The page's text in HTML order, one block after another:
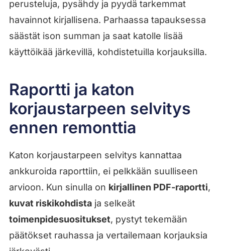
perusteluja, pysähdy ja pyydä tarkemmat
havainnot kirjallisena. Parhaassa tapauksessa
säästät ison summan ja saat katolle lisää
käyttöikää järkevillä, kohdistetuilla korjauksilla.
Raportti ja katon
korjaustarpeen selvitys
ennen remonttia
Katon korjaustarpeen selvitys kannattaa
ankkuroida raporttiin, ei pelkkään suulliseen
arvioon. Kun sinulla on kirjallinen PDF-raportti,
kuvat riskikohdistaja selkeät
toimenpidesuositukset, pystyt tekemään
päätökset rauhassa ja vertailemaan korjauksia